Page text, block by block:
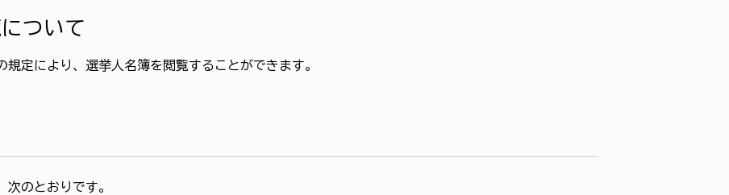
ついて
規定により、選挙人名簿を閲覧することができます。
のとおりです。